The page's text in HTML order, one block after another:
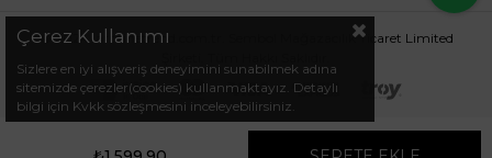
© 2024 .arminetrend.com.tr. Sembol Mağazacılık Ticaret Limited
Çerez Kullanımı
Sizlere en iyi alışveriş deneyimini sunabilmek adına
sitemizde çerezler(cookies) kullanmaktayız. Detaylı
bilgi için Kvkk sözleşmesini inceleyebilirsiniz.